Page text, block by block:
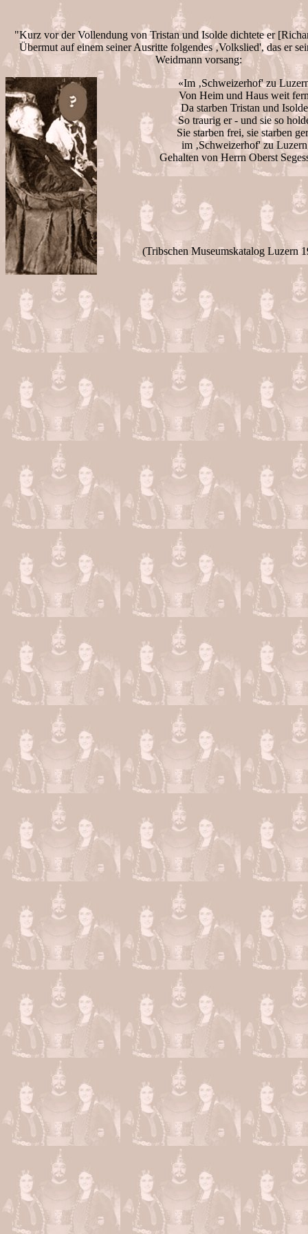
"Kurz vor der Vollendung von Tristan und Isolde dichtete er
Übermut auf einem seiner Ausritte folgendes ‚Volkslied', das er
Weidmann vorsang:
«Im ‚Schweizerhof' zu
Von Heim und Haus weit
Da starben Tristan und
So traurig er - und sie so
Sie starben frei, sie starben
im ‚Schweizerhof' zu
Gehalten von Herrn Oberst
(Tribschen Museumskatalog Luzern